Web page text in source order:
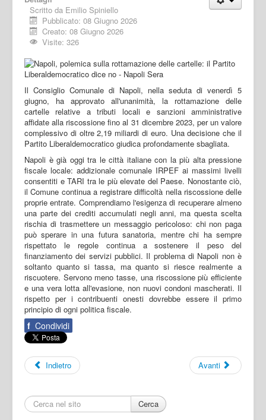
Scritto da Emilio Spiniello
Pubblicato: 08 Giugno 2026
Creato: 08 Giugno 2026
Visite: 326
Il Consiglio Comunale di Napoli, nella seduta di venerdì 5
giugno, ha approvato all'unanimità, la rottamazione delle
cartelle relative a tributi locali e sanzioni amministrative
affidate alla riscossione fino al 31 dicembre 2023, per un valore
complessivo di oltre 2,19 miliardi di euro. Una decisione che il
Partito Liberaldemocratico giudica profondamente sbagliata.
Napoli è già oggi tra le città italiane con la più alta pressione
fiscale locale: addizionale comunale IRPEF ai massimi livelli
consentiti e TARI tra le più elevate del Paese. Nonostante ciò,
il Comune continua a registrare difficoltà nella riscossione delle
proprie entrate. Comprendiamo l'esigenza di recuperare almeno
una parte dei crediti accumulati negli anni, ma questa scelta
rischia di trasmettere un messaggio pericoloso: chi non paga
può sperare in una futura sanatoria, mentre chi ha sempre
rispettato le regole continua a sostenere il peso del
finanziamento dei servizi pubblici. Il problema di Napoli non è
soltanto quanto si tassa, ma quanto si riesce realmente a
riscuotere. Servono meno tasse, una riscossione più efficiente
e una vera lotta all'evasione, non nuovi condoni mascherati. Il
rispetto per i contribuenti onesti dovrebbe essere il primo
principio di ogni politica fiscale.
f Condividi
Indietro Avanti
Cerca